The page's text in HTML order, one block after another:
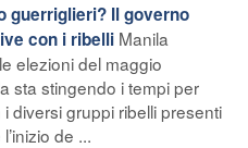
guerriglieri? Il governo
con i ribelli Manila
elezioni del maggio
sta stingendo i tempi per
diversi gruppi ribelli presenti
de ...